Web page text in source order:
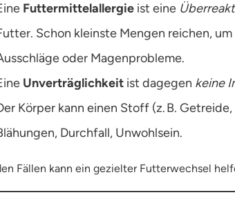
Futtermittelallergie ist eine
Schon kleinste Mengen reichen,
oder Magenprobleme.
Unverträglichkeit ist dagegen keine
Körper kann einen Stoff (z. B.
Durchfall, Unwohlsein.
Fällen kann ein gezielter Futterwechsel